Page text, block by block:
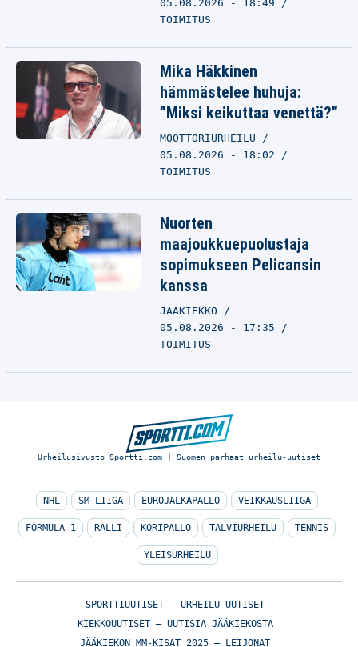
05.08.2026 - 18:49
TOIMITUS
Mika Häkkinen
hämmästelee huhuja:
”Miksi keikuttaa venettä?”
MOOTTORIURHEILU
05.08.2026 - 18:02
TOIMITUS
Nuorten
maajoukkuepuolustaja
sopimukseen Pelicansin
kanssa
JÄÄKIEKKO
05.08.2026 - 17:35
TOIMITUS
Urheilusivusto Sportti.com | Suomen parhaat urheilu-uutiset
NHL SM-LIIGA EUROJALKAPALLO VEIKKAUSLIIGA
FORMULA 1 RALLI KORIPALLO TALVIURHEILU TENNIS
YLEISURHEILU
SPORTTIUUTISET – URHEILU-UUTISET
KIEKKOUUTISET – UUTISIA JÄÄKIEKOSTA
JÄÄKIEKON MM-KISAT 2025 – LEIJONAT